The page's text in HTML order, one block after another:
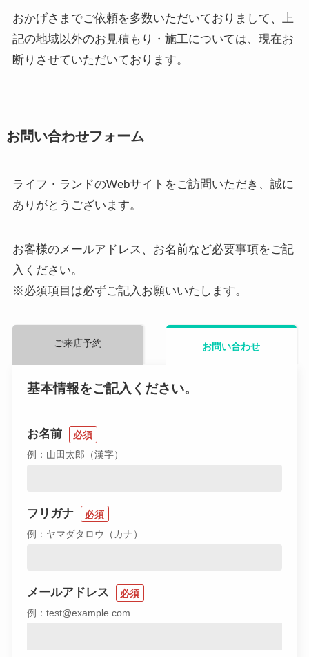
おかげさまでご依頼を多数いただいておりまして、上
記の地域以外のお見積もり・施工については、現在お
断りさせていただいております。
お問い合わせフォーム
ライフ・ランドのWebサイトをご訪問いただき、誠に
ありがとうございます。
お客様のメールアドレス、お名前など必要事項をご記
入ください。
※必須項目は必ずご記入お願いいたします。
ご来店予約 お問い合わせ
基本情報をご記入ください。
お名前 必須
例：山田太郎（漢字）
フリガナ 必須
例：ヤマダタロウ（カナ）
メールアドレス 必須
例： test@example.com